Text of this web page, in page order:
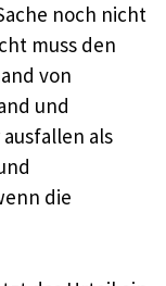
noch nicht
muss den
von
und
als
die